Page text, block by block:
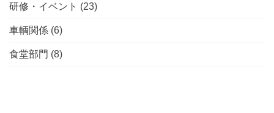
研修・イベント (23)
車輌関係 (6)
食堂部門 (8)